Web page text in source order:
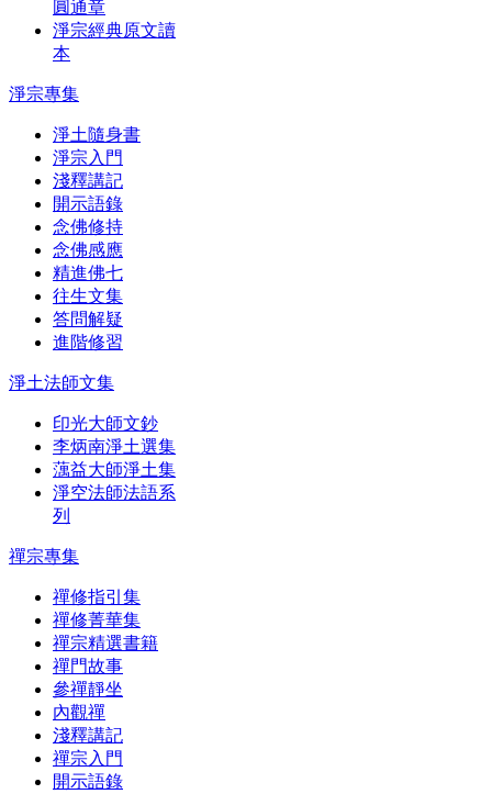
圓通章
淨宗經典原文讀
本
淨宗專集
淨土隨身書
淨宗入門
淺釋講記
開示語錄
念佛修持
念佛感應
精進佛七
往生文集
答問解疑
進階修習
淨土法師文集
印光大師文鈔
李炳南淨土選集
蕅益大師淨土集
淨空法師法語系
列
禪宗專集
禪修指引集
禪修菁華集
禪宗精選書籍
禪門故事
參禪靜坐
內觀禪
淺釋講記
禪宗入門
開示語錄